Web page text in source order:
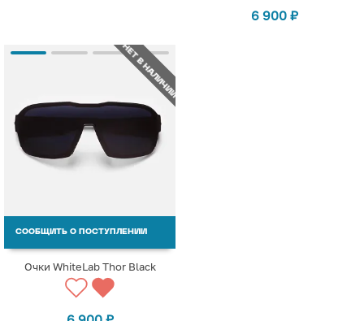
6 900 ₽
НЕТ В НАЛИЧИИ
СООБЩИТЬ О ПОСТУПЛЕНИИ
Очки WhiteLab Thor Black